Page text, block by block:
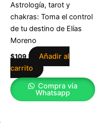
Astrología, tarot y
chakras: Toma el control
de tu destino de Elías
Moreno
$109
Añadir al
carrito
Compra vía
Whatsapp